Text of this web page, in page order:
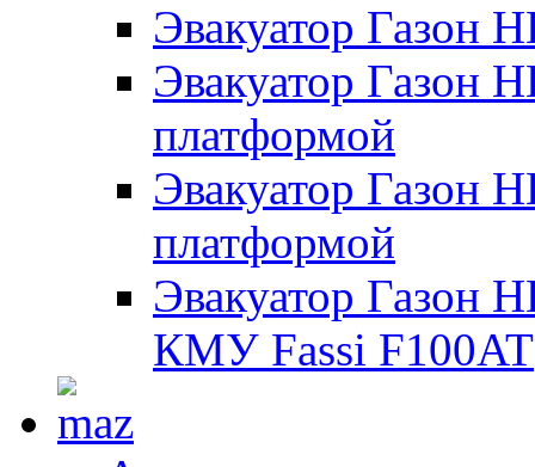
Эвакуатор Газон
Эвакуатор Газон
платформой
Эвакуатор Газон
платформой
Эвакуатор Газон
КМУ Fassi F100AT